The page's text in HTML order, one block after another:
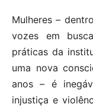
Mulheres –
vozes em
práticas da
uma nova
anos – é
injustiça e